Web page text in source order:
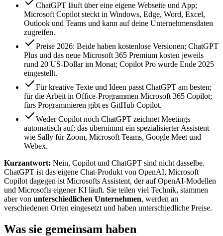
ChatGPT läuft über eine eigene Webseite und App;
Microsoft Copilot steckt in Windows, Edge, Word, Excel,
Outlook und Teams und kann auf deine Unternehmensdaten
zugreifen.
Preise 2026: Beide haben kostenlose Versionen; ChatGPT
Plus und das neue Microsoft 365 Premium kosten jeweils
rund 20 US-Dollar im Monat; Copilot Pro wurde Ende 2025
eingestellt.
Für kreative Texte und Ideen passt ChatGPT am besten;
für die Arbeit in Office-Programmen Microsoft 365 Copilot;
fürs Programmieren gibt es GitHub Copilot.
Weder Copilot noch ChatGPT zeichnet Meetings
automatisch auf; das übernimmt ein spezialisierter Assistent
wie Sally für Zoom, Microsoft Teams, Google Meet und
Webex.
Kurzantwort: Nein, Copilot und ChatGPT sind nicht dasselbe.
ChatGPT ist das eigene Chat-Produkt von OpenAI, Microsoft
Copilot dagegen ist Microsofts Assistent, der auf OpenAI-Modellen
und Microsofts eigener KI läuft. Sie teilen viel Technik, stammen
aber von unterschiedlichen Unternehmen, werden an
verschiedenen Orten eingesetzt und haben unterschiedliche Preise.
Was sie gemeinsam haben